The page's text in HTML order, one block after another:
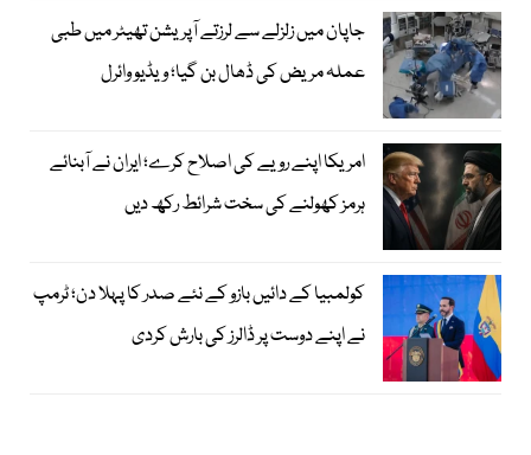
جاپان میں زلزلے سے لرزتے آپریشن تھیٹر میں طبی
عملہ مریض کی ڈھال بن گیا؛ ویڈیو وائرل
امریکا اپنے رویے کی اصلاح کرے؛ ایران نے آبنائے
ہرمز کھولنے کی سخت شرائط رکھ دیں
کولمبیا کے دائیں بازو کے نئے صدر کا پہلا دن؛ ٹرمپ
نے اپنے دوست پر ڈالرز کی بارش کردی